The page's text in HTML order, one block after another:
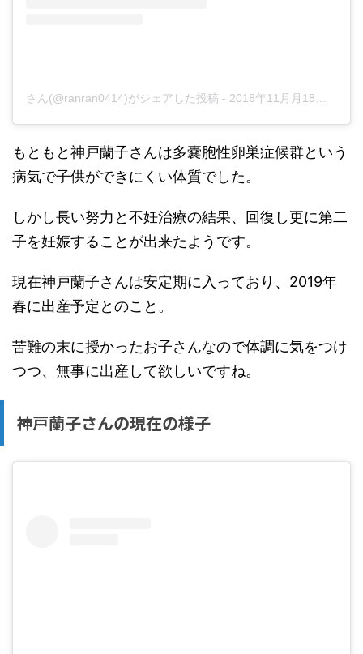
さん(@ranran0414)がシェアした投稿 - 2018年11月月18日午後6時17分PST
もともと神戸蘭子さんは多嚢胞性卵巣症候群という
病気で子供ができにくい体質でした。
しかし長い努力と不妊治療の結果、回復し更に第二
子を妊娠することが出来たようです。
現在神戸蘭子さんは安定期に入っており、2019年
春に出産予定とのこと。
苦難の末に授かったお子さんなので体調に気をつけ
つつ、無事に出産して欲しいですね。
神戸蘭子さんの現在の様子